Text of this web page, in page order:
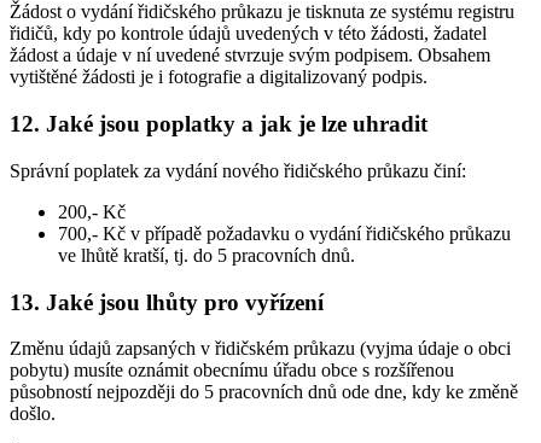
Žádost o vydání řidičského průkazu je tisknuta ze systému registru
řidičů, kdy po kontrole údajů uvedených v této žádosti, žadatel
žádost a údaje v ní uvedené stvrzuje svým podpisem. Obsahem
vytištěné žádosti je i fotografie a digitalizovaný podpis.
12. Jaké jsou poplatky a jak je lze uhradit
Správní poplatek za vydání nového řidičského průkazu činí:
200,- Kč
700,- Kč v případě požadavku o vydání řidičského průkazu
ve lhůtě kratší, tj. do 5 pracovních dnů.
13. Jaké jsou lhůty pro vyřízení
Změnu údajů zapsaných v řidičském průkazu (vyjma údaje o obci
pobytu) musíte oznámit obecnímu úřadu obce s rozšířenou
působností nejpozději do 5 pracovních dnů ode dne, kdy ke změně
došlo.